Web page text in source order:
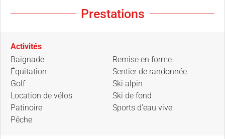
Prestations
Activités
Baignade
Équitation
Golf
Location de vélos
Patinoire
Pêche
Remise en forme
Sentier de randonnée
Ski alpin
Ski de fond
Sports d'eau vive